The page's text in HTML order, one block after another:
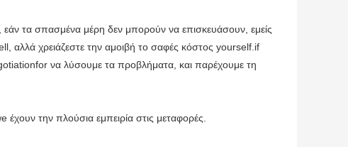
τα σπασμένα μέρη δεν μπορούν να επισκευάσουν, εμείς
αλλά χρειάζεστε την αμοιβή το σαφές κόστος yourself.if
να λύσουμε τα προβλήματα, και παρέχουμε τη
την πλούσια εμπειρία στις μεταφορές.